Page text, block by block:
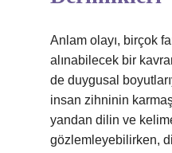
Anlam olayı, birçok
alınabilecek bir
de duygusal
insan zihninin
yandan dilin ve
gözlemleyebilirken,